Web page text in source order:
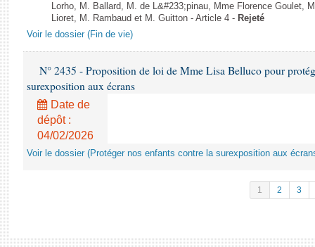
Lorho, M. Ballard, M. de L&#233;pinau, Mme Florence Goulet,
Lioret, M. Rambaud et M. Guitton - Article 4 - Rejeté
Voir le dossier (Fin de vie)
N° 2435 - Proposition de loi de Mme Lisa Belluco pour
surexposition aux écrans
Date de
dépôt :
04/02/2026
Voir le dossier (Protéger nos enfants contre la surexposition aux
1 2 3